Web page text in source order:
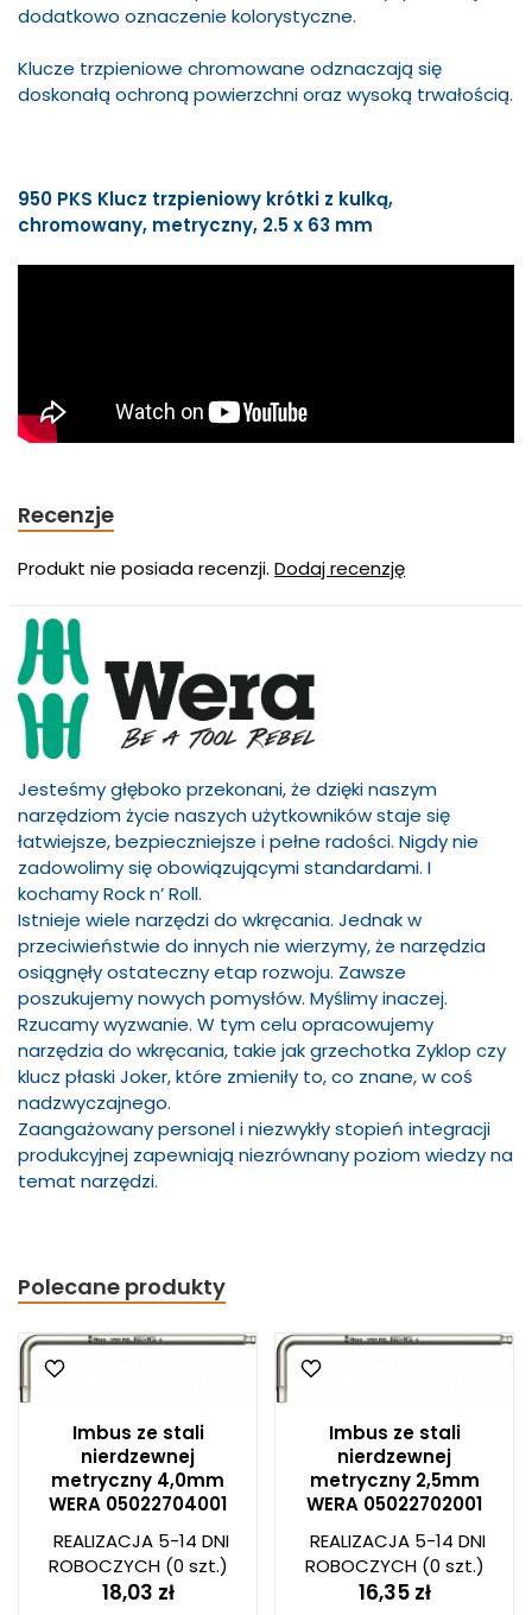
dodatkowo oznaczenie kolorystyczne.
Klucze trzpieniowe chromowane odznaczają się
doskonałą ochroną powierzchni oraz wysoką trwałością.
950 PKS Klucz trzpieniowy krótki z kulką,
chromowany, metryczny, 2.5 x 63 mm
Recenzje
Produkt nie posiada recenzji. Dodaj recenzję
Jesteśmy głęboko przekonani, że dzięki naszym
narzędziom życie naszych użytkowników staje się
łatwiejsze, bezpieczniejsze i pełne radości. Nigdy nie
zadowolimy się obowiązującymi standardami. I
kochamy Rock n’ Roll.
Istnieje wiele narzędzi do wkręcania. Jednak w
przeciwieństwie do innych nie wierzymy, że narzędzia
osiągnęły ostateczny etap rozwoju. Zawsze
poszukujemy nowych pomysłów. Myślimy inaczej.
Rzucamy wyzwanie. W tym celu opracowujemy
narzędzia do wkręcania, takie jak grzechotka Zyklop czy
klucz płaski Joker, które zmieniły to, co znane, w coś
nadzwyczajnego.
Zaangażowany personel i niezwykły stopień integracji
produkcyjnej zapewniają niezrównany poziom wiedzy na
temat narzędzi.
Polecane produkty
Imbus ze stali
nierdzewnej
metryczny 4,0mm
WERA 05022704001
REALIZACJA 5-14 DNI
ROBOCZYCH(0 szt.)
18,03 zł
Imbus ze stali
nierdzewnej
metryczny 2,5mm
WERA 05022702001
REALIZACJA 5-14 DNI
ROBOCZYCH(0 szt.)
16,35 zł